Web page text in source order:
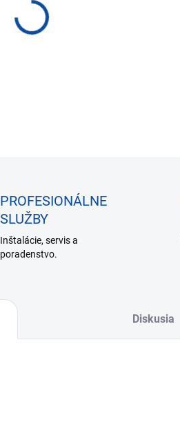
€18,11 bez DPH
Jednotková
NA SKLADE
PROFESIONÁLNE
SLUŽBY
Inštalácie, servis a
poradenstvo.
Diskusia